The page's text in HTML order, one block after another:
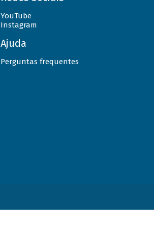
YouTube
Instagram
Ajuda
Perguntas frequentes